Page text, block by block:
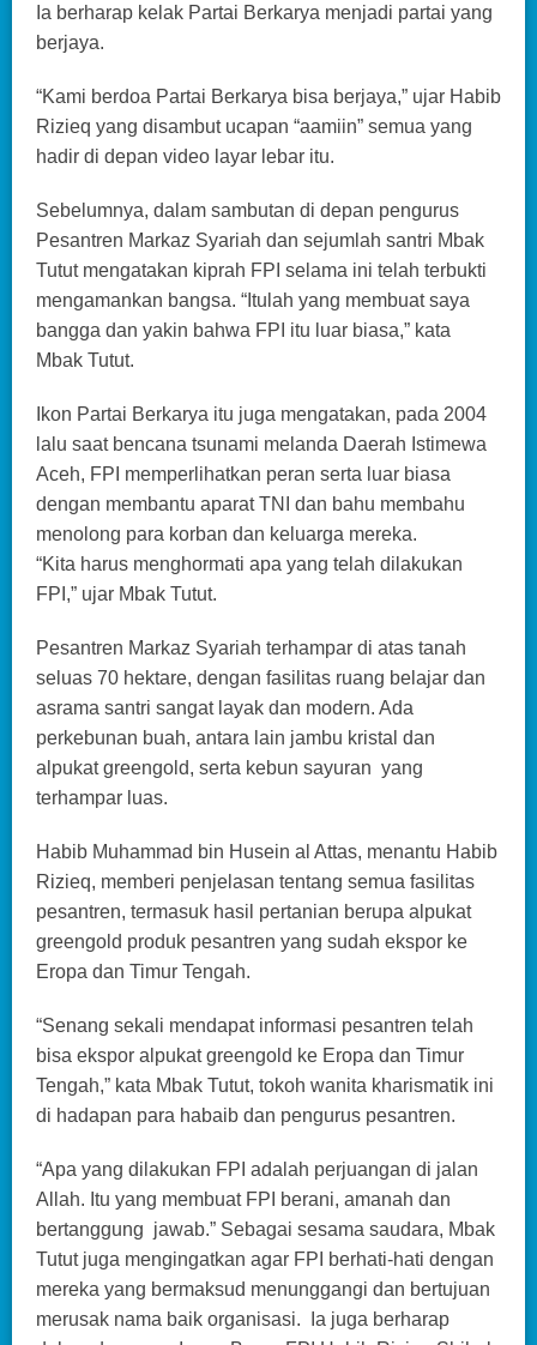
Ia berharap kelak Partai Berkarya menjadi partai yang
berjaya.
“Kami berdoa Partai Berkarya bisa berjaya,” ujar Habib
Rizieq yang disambut ucapan “aamiin” semua yang
hadir di depan video layar lebar itu.
Sebelumnya, dalam sambutan di depan pengurus
Pesantren Markaz Syariah dan sejumlah santri Mbak
Tutut mengatakan kiprah FPI selama ini telah terbukti
mengamankan bangsa. “Itulah yang membuat saya
bangga dan yakin bahwa FPI itu luar biasa,” kata
Mbak Tutut.
Ikon Partai Berkarya itu juga mengatakan, pada 2004
lalu saat bencana tsunami melanda Daerah Istimewa
Aceh, FPI memperlihatkan peran serta luar biasa
dengan membantu aparat TNI dan bahu membahu
menolong para korban dan keluarga mereka.
“Kita harus menghormati apa yang telah dilakukan
FPI,” ujar Mbak Tutut.
Pesantren Markaz Syariah terhampar di atas tanah
seluas 70 hektare, dengan fasilitas ruang belajar dan
asrama santri sangat layak dan modern. Ada
perkebunan buah, antara lain jambu kristal dan
alpukat greengold, serta kebun sayuran yang
terhampar luas.
Habib Muhammad bin Husein al Attas, menantu Habib
Rizieq, memberi penjelasan tentang semua fasilitas
pesantren, termasuk hasil pertanian berupa alpukat
greengold produk pesantren yang sudah ekspor ke
Eropa dan Timur Tengah.
“Senang sekali mendapat informasi pesantren telah
bisa ekspor alpukat greengold ke Eropa dan Timur
Tengah,” kata Mbak Tutut, tokoh wanita kharismatik ini
di hadapan para habaib dan pengurus pesantren.
“Apa yang dilakukan FPI adalah perjuangan di jalan
Allah. Itu yang membuat FPI berani, amanah dan
bertanggung jawab.” Sebagai sesama saudara, Mbak
Tutut juga mengingatkan agar FPI berhati-hati dengan
mereka yang bermaksud menunggangi dan bertujuan
merusak nama baik organisasi. Ia juga berharap